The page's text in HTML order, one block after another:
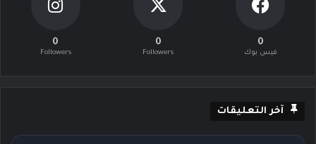
0
فيس بوك
0
Followers
0
Followers
آخر التعليقات